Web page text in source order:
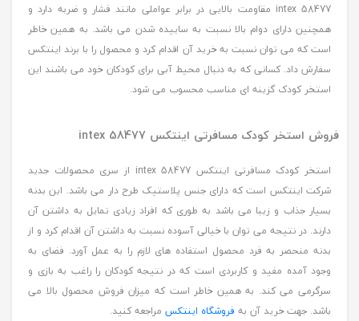
intex 58477 مقاومت بالایی در برابر عواملی مانند فشار و ضربه دارد و
همچنین دارای دوام بالا نسبت به ساییده شدن می باشد. به همین خاطر
است که می توان نسبت به خرید آن اقدام کرد و محصول را با برند اینتکس
سفارش داد. کسانی که به دنبال محیط آبی برای کودکان خود می باشند این
استخر کودک گزینه ای مناسب محسوب می شود.
فروش استخر کودک مسافرتی اینتکس intex 58477
استخر کودک مسافرتی اینتکس intex 58477 از سری محصولات جدید
شرکت اینتکس است که دارای جنس پلاستیک طرح دار می باشد. این بدنه
بسیار جذاب و زیبا می باشد به طوری که افراد زیادی تمایل به داشتن آن
دارند. در نتیجه می توان با خیالی آسوده نسبت به داشتن آن اقدام کرد و از
بدنه منحصر به فرد محصول استفاده های لازم را به عمل آورد. فضای به
وجود آمده مفید و کاربردی است که در نتیجه کودکان را راغب به بازی و
سرگرمی می کند. به همین خاطر است که میزان فروش محصول بالا می
باشد. جهت خرید آن به فروشگاه اینتکس مراجعه کنید.